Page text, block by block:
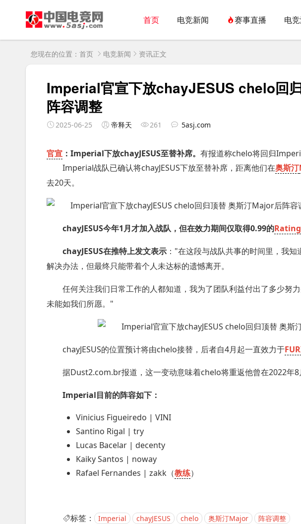
首页 电竞新闻 赛事直播 电
您现在的位置： 首页 电竞新闻 资讯正文
Imperial官宣下放chayJESUS chelo回
阵容调整
2025-06-25 帝释天 261 5asj.com
官宣 ：Imperial下放chayJESUS至替补席。 有报道称chelo将回归
Imperial战队已确认将chayJESUS下放至替补席，距离他们在奥斯汀
去20天。
chayJESUS今年1月才加入战队，但在效力期间仅取得0.99的Rating
chayJESUS在推特上发文表示 ："在这段与战队共事的时间里，我
解决办法，但最终只能带着个人未达标的遗憾离开。
任何关注我们日常工作的人都知道，我为了团队利益付出了多少努
未能如我们所愿。"
chayJESUS的位置预计将由chelo接替，后者自4月起一直效力于
据Dust2.com.br报道，这一变动意味着chelo将重返他曾在2022年8
Imperial目前的阵容如下：
Vinicius Figueiredo | VINI
Santino Rigal | try
Lucas Bacelar | decenty
Kaiky Santos | noway
Rafael Fernandes | zakk（教练）
标签： Imperial chayJESUS chelo 奥斯汀Major 阵容调整